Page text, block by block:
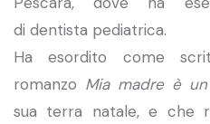
di dentista pediatrica.
Ha esordito come
romanzo Mia madre è
sua terra natale, e che